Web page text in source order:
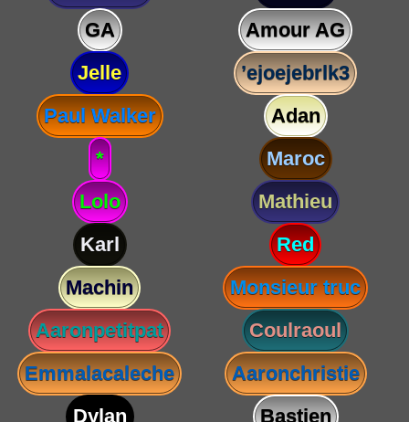
GA
Amour AG
Jelle
’ejoejebrlk3
Paul Walker
Adan
*
Maroc
Lolo
Mathieu
Karl
Red
Machin
Monsieur truc
Aaronpetitpat
Coulraoul
Emmalacaleche
Aaronchristie
Dylan
Bastien